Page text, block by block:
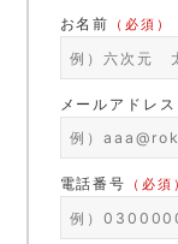
お名前 （必須）
メールアドレス
電話番号 （必須